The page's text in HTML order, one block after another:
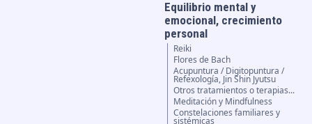
Equilibrio mental y
emocional, crecimiento
personal
Reiki
Flores de Bach
Acupuntura / Digitopuntura /
Refexología, Jin Shin Jyutsu
Otros tratamientos o terapias...
Meditación y Mindfulness
Constelaciones familiares y
sistémicas